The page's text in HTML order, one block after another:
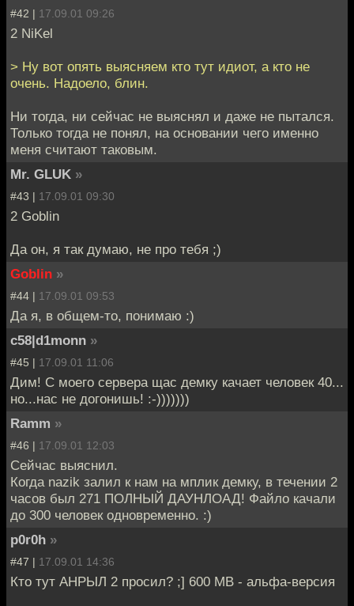
#42 | 17.09.01 09:26
2 NiKel
> Ну вот опять выясняем кто тут идиот, а кто не
очень. Надоело, блин.
Ни тогда, ни сейчас не выяснял и даже не пытался.
Только тогда не понял, на основании чего именно
меня считают таковым.
Mr. GLUK »
#43 | 17.09.01 09:30
2 Goblin
Да он, я так думаю, не про тебя ;)
Goblin »
#44 | 17.09.01 09:53
Да я, в общем-то, понимаю :)
c58|d1monn »
#45 | 17.09.01 11:06
Дим! С моего сервера щас демку качает человек 40...
но...нас не догонишь! :-)))))))
Ramm »
#46 | 17.09.01 12:03
Сейчас выяснил.
Когда nazik залил к нам на мплик демку, в течении 2
часов был 271 ПОЛНЫЙ ДАУНЛОАД! Файло качали
до 300 человек одновременно. :)
p0r0h »
#47 | 17.09.01 14:36
Кто тут АНРЫЛ 2 просил? ;] 600 MB - альфа-версия